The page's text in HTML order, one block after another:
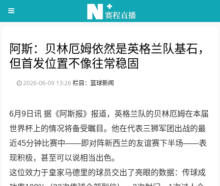
阿斯：贝林厄姆依然是英格兰队基石，
但首发位置不像往常稳固
2026-06-09 13:26栏目：篮球新闻
6月9日讯据《阿斯报》报道，英格兰队的贝林厄姆在本届
世界杯上的情况将备受瞩目。他在代表三狮军团出战的最
近45分钟比赛中——即对阵新西兰的友谊赛下半场——表
现积极，甚至可以说相当出色。
这位效力于皇家马德里的球员交出了亮眼的数据：传球成